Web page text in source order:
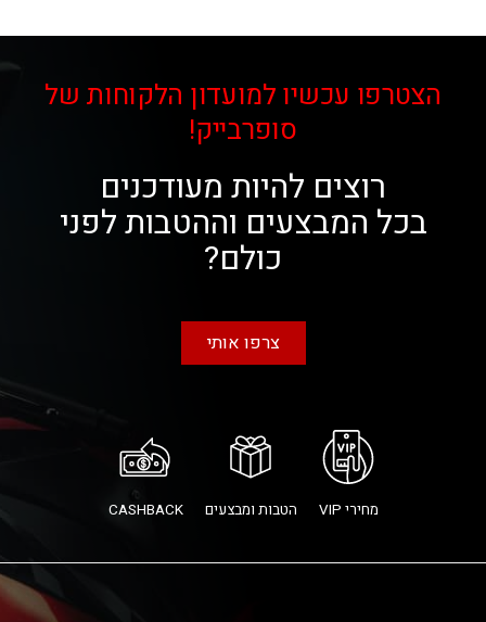
הצטרפו עכשיו למועדון הלקוחות של
סופרבייק!
רוצים להיות מעודכנים
בכל המבצעים וההטבות לפני
כולם?
צרפו אותי
מחירי VIP הטבות ומבצעים CASHBACK